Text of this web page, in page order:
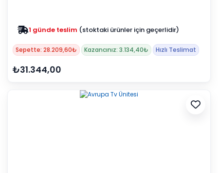
1 günde teslim
(stoktaki ürünler için geçerlidir)
Zam yok 2025 fiyatları devam ediyor
Sepette: 28.209,60₺ Kazancınız: 3.134,40₺ Hızlı Teslimat
₺31.344,00